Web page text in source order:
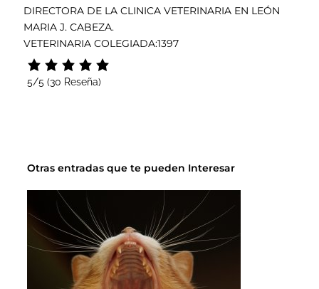
DIRECTORA DE LA CLINICA VETERINARIA EN LEÓN
MARIA J. CABEZA.
VETERINARIA COLEGIADA:1397
5/5 (30 Reseña)
Otras entradas que te pueden Interesar